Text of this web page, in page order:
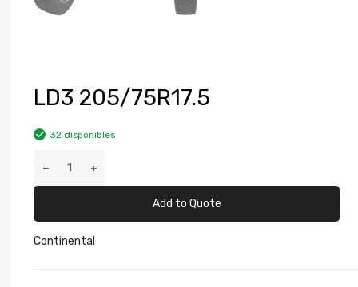
LD3 205/75R17.5
32 disponibles
Add to Quote
Continental